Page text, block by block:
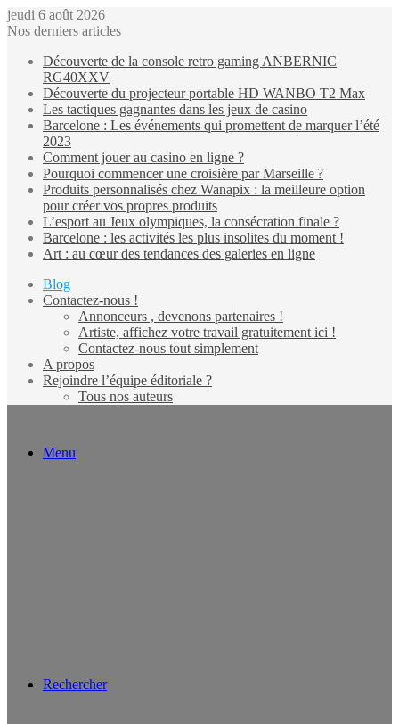
jeudi 6 août 2026
Nos derniers articles
Découverte de la console retro gaming ANBERNIC
RG40XXV
Découverte du projecteur portable HD WANBO T2 Max
Les tactiques gagnantes dans les jeux de casino
Barcelone : Les événements qui promettent de marquer l’été
2023
Comment jouer au casino en ligne ?
Pourquoi commencer une croisière par Marseille ?
Produits personnalisés chez Wanapix : la meilleure option
pour créer vos propres produits
L’esport au Jeux olympiques, la consécration finale ?
Barcelone : les activités les plus insolites du moment !
Art : au cœur des tendances des galeries en ligne
Blog
Contactez-nous !
Annonceurs , devenons partenaires !
Artiste, affichez votre travail gratuitement ici !
Contactez-nous tout simplement
A propos
Rejoindre l’équipe éditoriale ?
Tous nos auteurs
Menu
Rechercher